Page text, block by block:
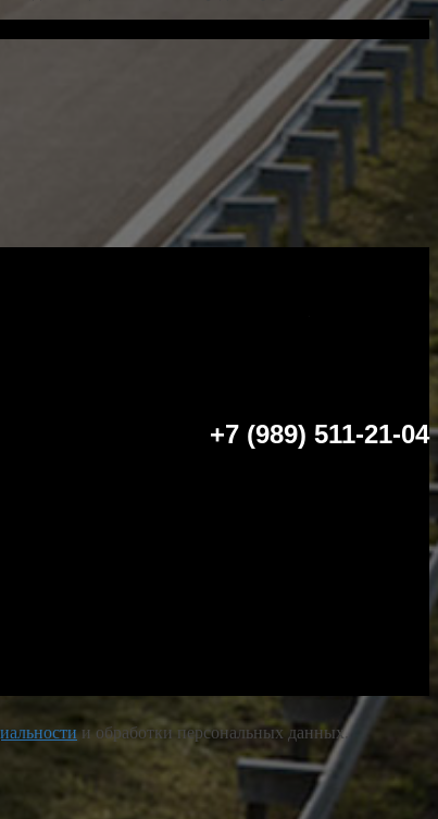
+7 (989) 511-21-04
и обработки персональных данных.